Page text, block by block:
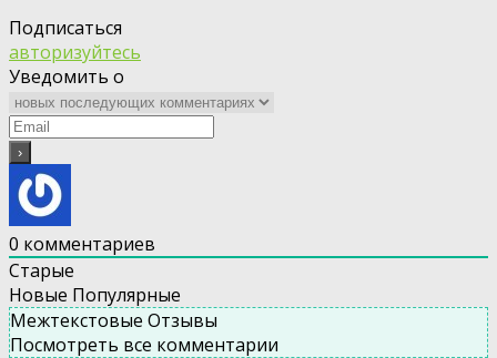
Подписаться
авторизуйтесь
Уведомить о
0 комментариев
Старые
Новые Популярные
Межтекстовые Отзывы
Посмотреть все комментарии